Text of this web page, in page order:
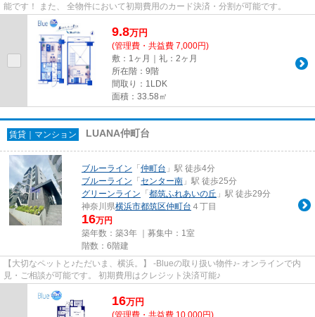
能です！ また、 全物件において初期費用のカード決済・分割が可能です。
9.8万円
(管理費・共益費 7,000円)
敷：1ヶ月｜礼：2ヶ月
所在階：9階
間取り：1LDK
面積：33.58㎡
賃貸｜マンション LUANA仲町台
ブルーライン 「 仲町台 」駅 徒歩4分
ブルーライン 「 センター南 」駅 徒歩25分
グリーンライン 「 都筑ふれあいの丘 」駅 徒歩29分
神奈川県横浜市都筑区仲町台 ４丁目
16万円
築年数：築3年 ｜募集中： 1室
階数：6階建
【大切なペットと♪ただいま、横浜。】 -Blueの取り扱い物件♪- オンラインで内
見・ご相談が可能です。 初期費用はクレジット決済可能♪
16万円
(管理費・共益費 10,000円)